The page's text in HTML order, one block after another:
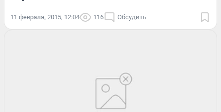
11 февраля, 2015, 12:04 116 Обсудить